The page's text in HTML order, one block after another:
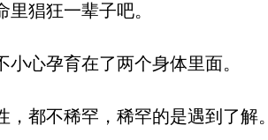
猖狂一辈子吧。
心孕育在了两个身体里面。
都不稀罕，稀罕的是遇到了解。